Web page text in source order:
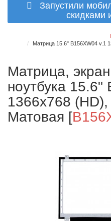
Запустили
скидками
Матрица 15.6" B156XW04 v.1
Матрица,
ноутбука 15.6"
1366x768
Матовая [